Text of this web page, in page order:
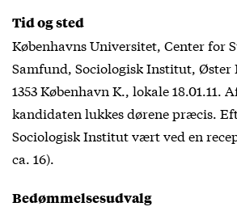
Tid og sted
Københavns Universitet, Center for
Samfund, Sociologisk Institut, Øster
1353 København K., lokale 18.01.11.
kandidaten lukkes dørene præcis.
Sociologisk Institut vært ved en
ca. 16).
Bedømmelsesudvalg